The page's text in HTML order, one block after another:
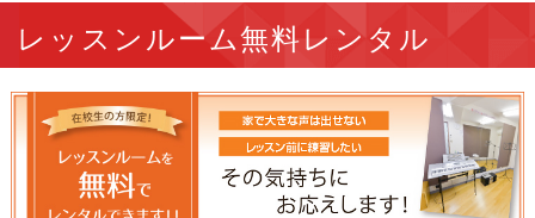
レッスンルーム無料レンタル